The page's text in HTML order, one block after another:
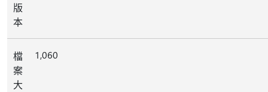
版
本
檔
案
大
1,060